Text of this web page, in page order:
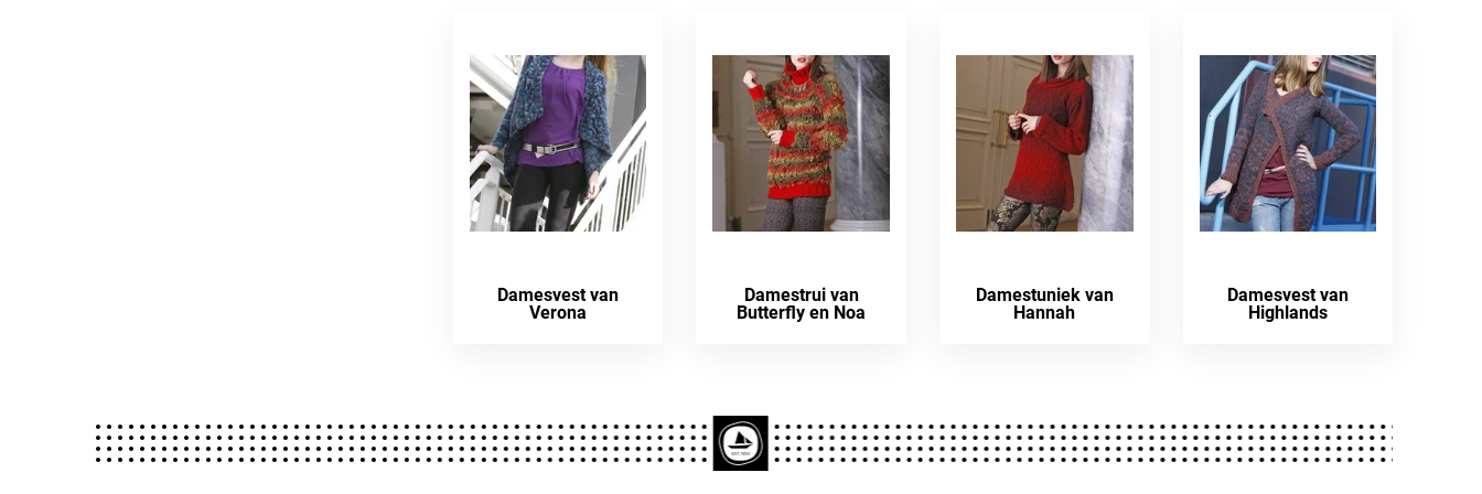
Damesvest van
Verona
Damestrui van
Butterfly en Noa
Damestuniek van
Hannah
Damesvest van
Highlands